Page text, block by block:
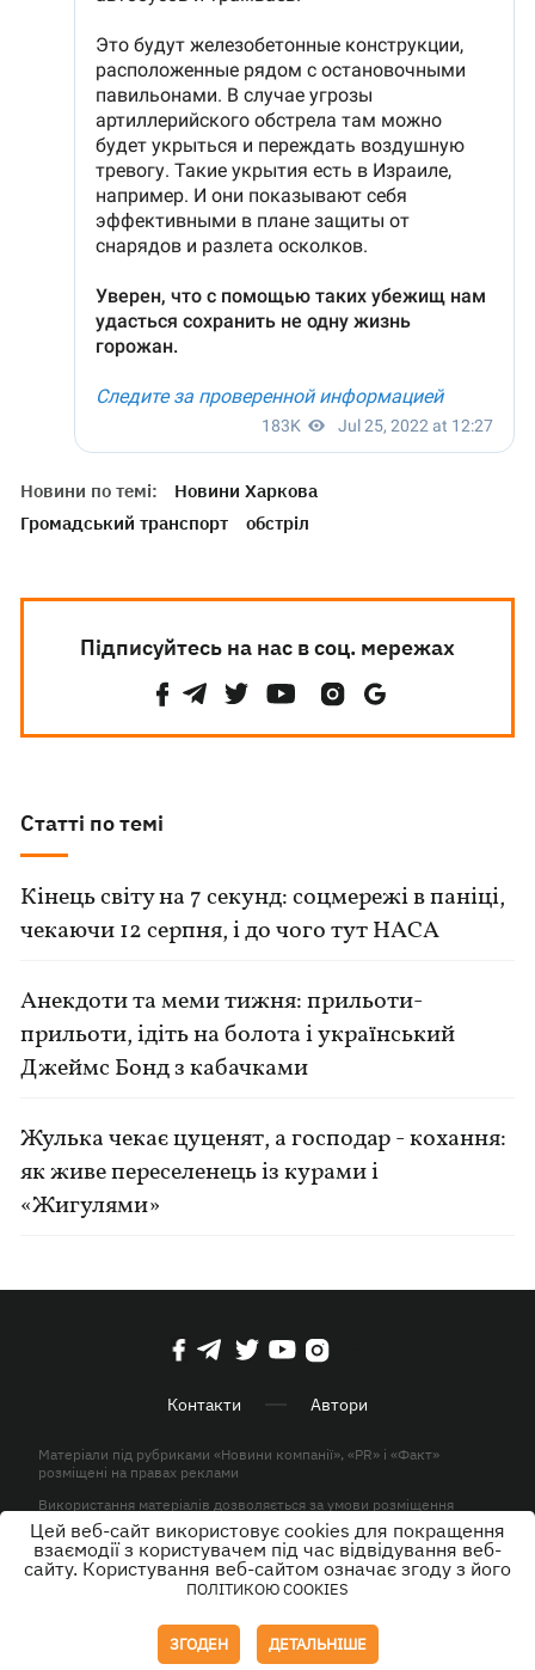
Новини по темі:
Новини Харкова
Громадський транспорт
обстріл
Підписуйтесь на нас в соц. мережах
Статті по темі
Кінець світу на 7 секунд: соцмережі в паніці,
чекаючи 12 серпня, і до чого тут НАСА
Анекдоти та меми тижня: прильоти-
прильоти, ідіть на болота і український
Джеймс Бонд з кабачками
Жулька чекає цуценят, а господар - кохання:
як живе переселенець із курами і
«Жигулями»
Контакти Автори
Матеріали під рубриками «Новини компанії», «PR» і «Факт»
розміщені на правах реклами
Використання матеріалів дозволяється за умови розміщення
активного гіперпосилання на KP.UA в першому абзаці.
© ТОВ «ЮЛАВ МЕДІА» 2026. Всі права захищені.
Цей веб-сайт використовує cookies для покращення
взаємодії з користувачем під час відвідування веб-
сайту. Користування веб-сайтом означає згоду з його
ПОЛІТИКОЮ COOKIES
ЗГОДЕН ДЕТАЛЬНІШЕ